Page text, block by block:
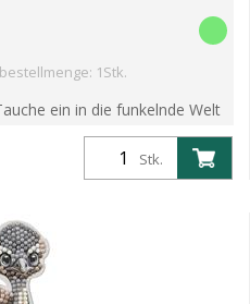
1Stk.
ein in die funkelnde Welt
Entdecke die brandneue
– eine faszin...Stk.